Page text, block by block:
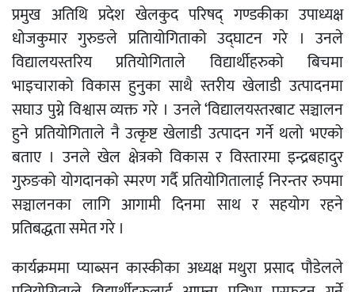
प्रमुख अतिथि प्रदेश खेलकुद परिषद् गण्डकीका उपाध्यक्ष
धोजकुमार गुरुङले प्रतिायोगिताको उद्घाटन गरे । उनले
विद्यालयस्तरिय प्रतियोगिताले विद्यार्थीहरुको बिचमा
भाइचाराको विकास हुनुका साथै स्तरीय खेलाडी उत्पादनमा
सघाउ पुग्ने विश्वास व्यक्त गरे । उनले ‘विद्यालयस्तरबाट सञ्चालन
हुने प्रतियोगिताले नै उत्कृष्ट खेलाडी उत्पादन गर्ने थलो भएको
बताए । उनले खेल क्षेत्रको विकास र विस्तारमा इन्द्रबहादुर
गुरुङको योगदानको स्मरण गर्दै प्रतियोगितालाई निरन्तर रुपमा
सञ्चालनका लागि आगामी दिनमा साथ र सहयोग रहने
प्रतिबद्धता समेत गरे ।
कार्यक्रममा प्याब्सन कास्कीका अध्यक्ष मथुरा प्रसाद पौडेलले